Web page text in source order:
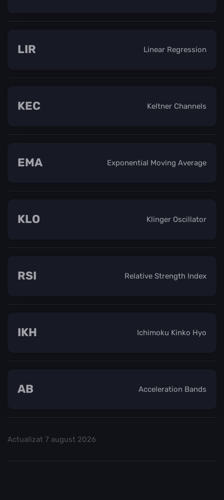
Linear Regression
LIR
Keltner Channels
KEC
Exponential Moving Average
EMA
Klinger Oscillator
KLO
Relative Strength Index
RSI
Ichimoku Kinko Hyo
IKH
Acceleration Bands
AB
Actualizat 7 august 2026